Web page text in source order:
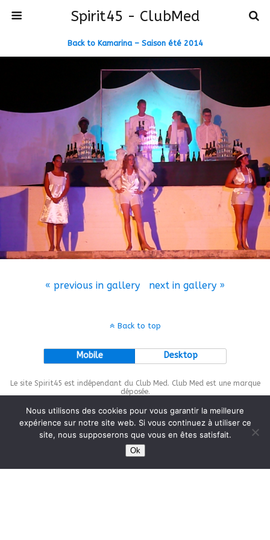
Spirit45 - ClubMed
Back to Kamarina – Saison été 2014
« previous in gallery next in gallery »
Back to top
Mobile Desktop
Le site Spirit45 est indépendant du Club Med. Club Med est une marque
déposée.
This site is protected bywp-copyrightpro.com
Nous utilisons des cookies pour vous garantir la meilleure
expérience sur notre site web. Si vous continuez à utiliser ce
site, nous supposerons que vous en êtes satisfait.
Ok